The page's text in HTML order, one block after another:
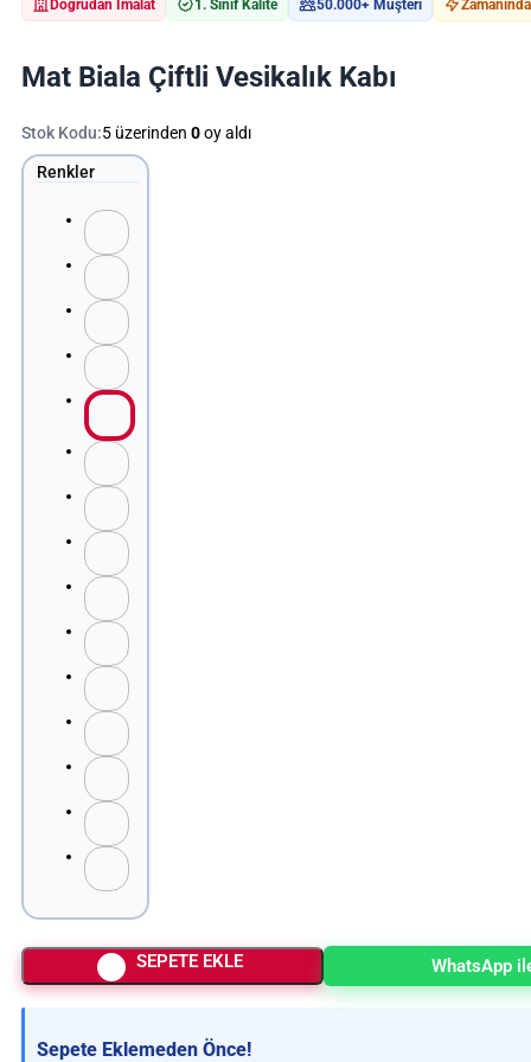
Doğrudan İmalat 1. Sınıf Kalite 50.000+ Müşteri
Mat Biala Çiftli Vesikalık Kabı
Stok Kodu:5 üzerinden 0oy aldı
Renkler
SEPETE EKLE WhatsApp
Sepete Eklemeden Önce!